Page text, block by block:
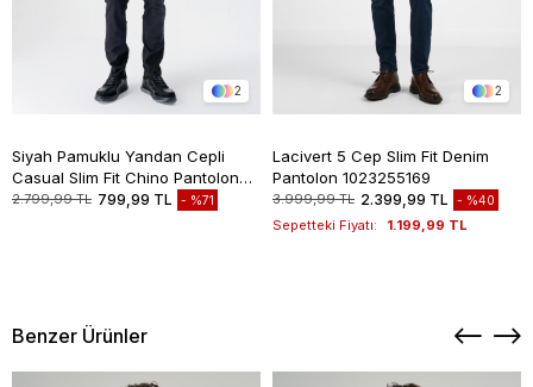
2
Siyah Pamuklu Yandan Cepli
Casual Slim Fit Chino Pantolon
1003235117
2.799,99 TL 799,99 TL %71
2
Lacivert 5 Cep Slim Fit Denim
Pantolon 1023255169
3.999,99 TL 2.399,99 TL %40
Sepetteki Fiyatı: 1.199,99 TL
Benzer Ürünler